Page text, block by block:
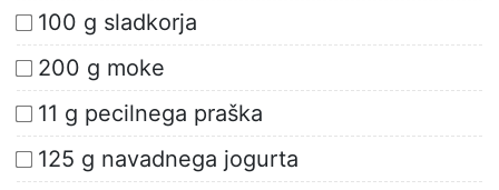
100 g sladkorja
200 g moke
11 g pecilnega praška
125 g navadnega jogurta